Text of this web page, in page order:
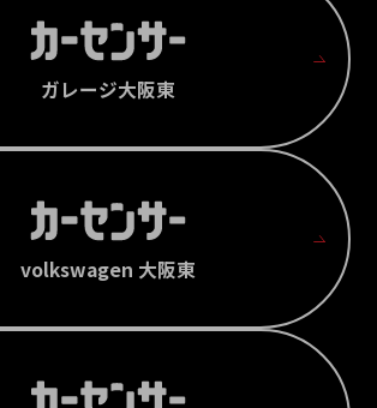
ガレージ大阪東
volkswagen 大阪東